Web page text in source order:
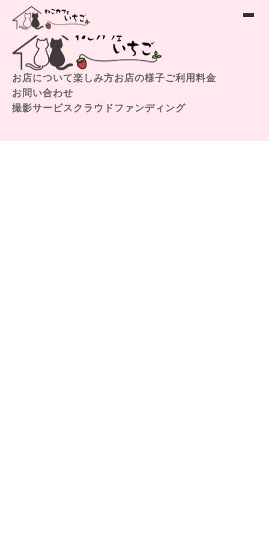
お店について楽しみ方お店の様子ご利用料金
お問い合わせ
撮影サービスクラウドファンディング